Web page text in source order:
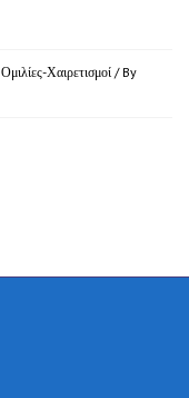
Ομιλίες-Χαιρετισμοί / By